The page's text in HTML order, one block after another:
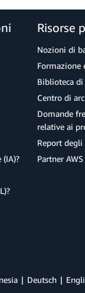
Risorse
Nozioni di
Formazione
Biblioteca
Centro di
Domande
relative ai
Report degli
Partner AWS
Deutsch